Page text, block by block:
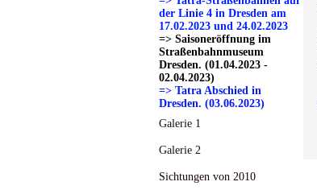
der Linie 4 in Dresden am
17.02.2023 und 24.02.2023
=> Saisoneröffnung im
Straßenbahnmuseum
Dresden. (01.04.2023 -
02.04.2023)
=> Tatra Abschied in
Dresden. (03.06.2023)
Galerie 1
Galerie 2
Sichtungen von 2010